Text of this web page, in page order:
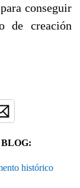
conseguir
de creación
histórico